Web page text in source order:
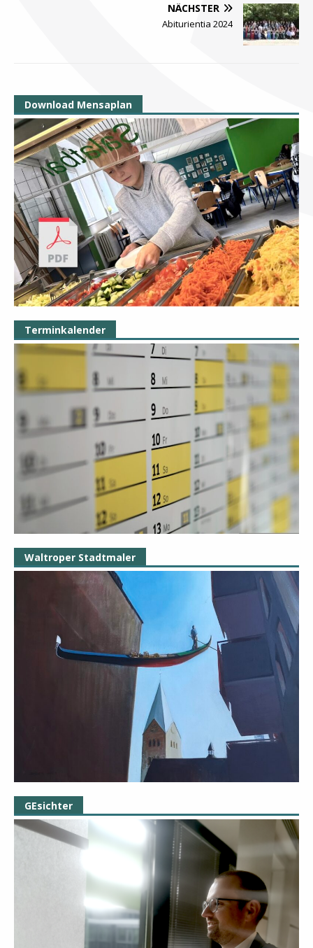
NÄCHSTER
Abiturientia 2024
Download Mensaplan
Terminkalender
Waltroper Stadtmaler
GEsichter